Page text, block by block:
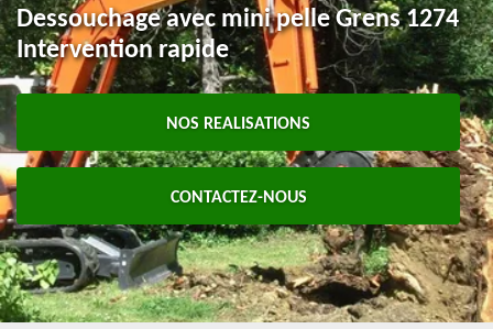
Dessouchage avec mini pelle Grens 1274
Intervention rapide
NOS REALISATIONS
CONTACTEZ-NOUS